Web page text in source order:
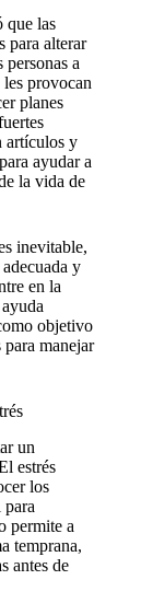
que las
para alterar
personas a
les provocan
planes
artículos y
ayudar a
la vida de
inevitable,
y
en la
objetivo
para manejar
un
estrés
los
para
permite a
temprana,
antes de